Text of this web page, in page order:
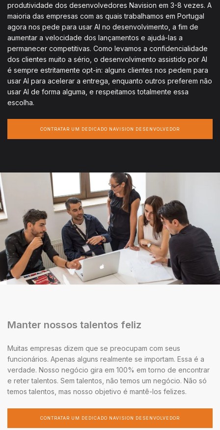
produtividade dos desenvolvedores Navision em 3-8 vezes. A
maioria das empresas com as quais trabalhamos em Portugal
agora nos pede para usar AI no desenvolvimento, a fim de
aumentar a velocidade dos lançamentos e ajudá-las a
permanecer competitivas. Como levamos a confidencialidade
dos clientes muito a sério, o desenvolvimento assistido por AI
é sempre estritamente opt-in: alguns clientes nos pedem para
usar AI para acelerar a entrega, enquanto outros preferem não
usar AI de forma alguma, e respeitamos totalmente essa
escolha.
CONTRATAR UM DEDICADO NAVISION DESENVOLVEDOR
Manter nossos talentos feliz
Muitas empresas dizem que se preocupam com seus
funcionários. Apenas alguns realmente se importam. Essa é a
verdade. Nosso negócio gira em 100% em torno de encontrar
e reter talentos. Sem talentos, não temos um negócio. Não só
temos talentos, mas nosso objetivo é mantê-los felizes.
CONTRATAR UM DEDICADO NAVISION DESENVOLVEDOR